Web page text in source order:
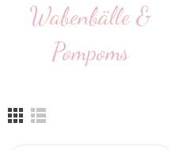
Wabenbälle &
Pompoms